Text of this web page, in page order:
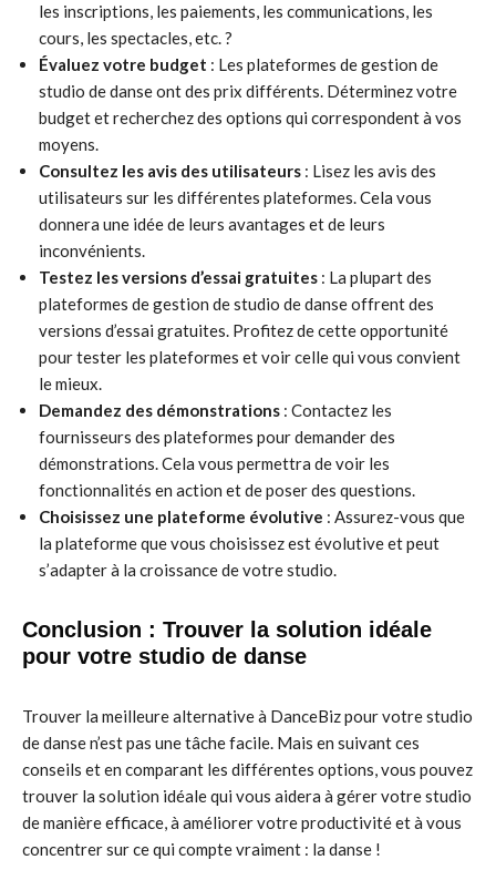
les inscriptions, les paiements, les communications, les
cours, les spectacles, etc. ?
Évaluez votre budget : Les plateformes de gestion de
studio de danse ont des prix différents. Déterminez votre
budget et recherchez des options qui correspondent à vos
moyens.
Consultez les avis des utilisateurs : Lisez les avis des
utilisateurs sur les différentes plateformes. Cela vous
donnera une idée de leurs avantages et de leurs
inconvénients.
Testez les versions d’essai gratuites : La plupart des
plateformes de gestion de studio de danse offrent des
versions d’essai gratuites. Profitez de cette opportunité
pour tester les plateformes et voir celle qui vous convient
le mieux.
Demandez des démonstrations : Contactez les
fournisseurs des plateformes pour demander des
démonstrations. Cela vous permettra de voir les
fonctionnalités en action et de poser des questions.
Choisissez une plateforme évolutive : Assurez-vous que
la plateforme que vous choisissez est évolutive et peut
s’adapter à la croissance de votre studio.
Conclusion : Trouver la solution idéale
pour votre studio de danse
Trouver la meilleure alternative à DanceBiz pour votre studio
de danse n’est pas une tâche facile. Mais en suivant ces
conseils et en comparant les différentes options, vous pouvez
trouver la solution idéale qui vous aidera à gérer votre studio
de manière efficace, à améliorer votre productivité et à vous
concentrer sur ce qui compte vraiment : la danse !